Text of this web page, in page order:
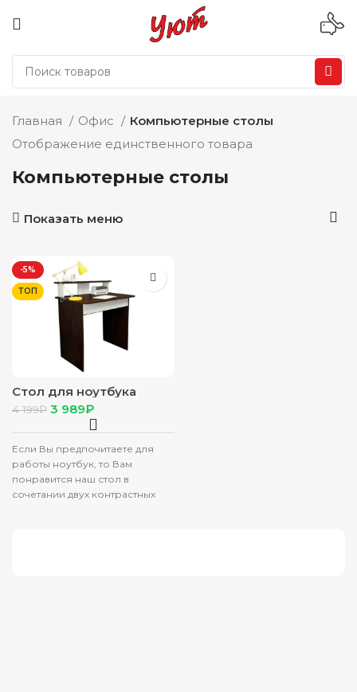
Главная Офис
Компьютерные столы
Отображение единственного товара
Компьютерные столы
Показать меню
-5%
ТОП
Стол для ноутбука
венге/лоредо
4 199₽ 3 989₽
Если Вы предпочитаете для
работы ноутбук, то Вам
понравится наш стол в
сочетании двух контрастных